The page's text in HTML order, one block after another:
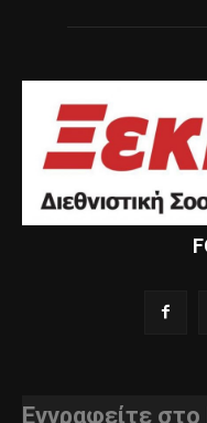
Εγγραφείτε